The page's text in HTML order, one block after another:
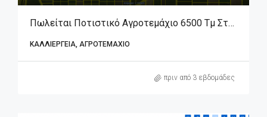
Πωλείται Ποτιστικό Αγροτεμάχιο 6500 Τμ Στον Άγιο Γεώργιο Βοιωτίας.
ΚΑΛΛΙΈΡΓΕΙΑ, ΑΓΡΟΤΕΜΆΧΙΟ
πριν από 3 εβδομάδες